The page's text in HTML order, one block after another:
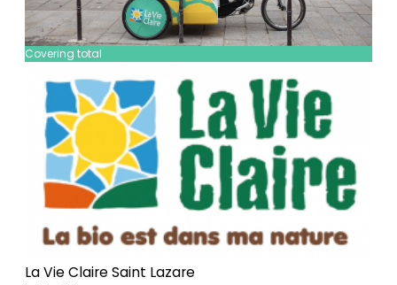
Covering total
La Vie Claire Saint Lazare